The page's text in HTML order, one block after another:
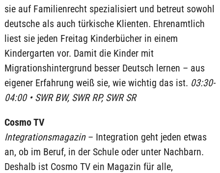
sie auf Familienrecht spezialisiert und betreut sowohl
deutsche als auch türkische Klienten. Ehrenamtlich
liest sie jeden Freitag Kinderbücher in einem
Kindergarten vor. Damit die Kinder mit
Migrationshintergrund besser Deutsch lernen – aus
eigener Erfahrung weiß sie, wie wichtig das ist. 03:30-
04:00 • SWR BW, SWR RP, SWR SR
Cosmo TV
Integrationsmagazin – Integration geht jeden etwas
an, ob im Beruf, in der Schule oder unter Nachbarn.
Deshalb ist Cosmo TV ein Magazin für alle,